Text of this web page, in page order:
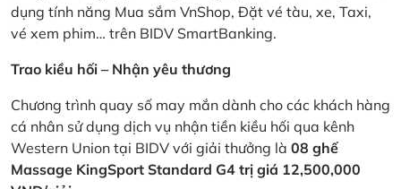
dụng tính năng Mua sắm VnShop, Đặt vé tàu, xe, Taxi,
vé xem phim… trên BIDV SmartBanking.
Trao kiều hối – Nhận yêu thương
Chương trình quay số may mắn dành cho các khách hàng
cá nhân sử dụng dịch vụ nhận tiền kiều hối qua kênh
Western Union tại BIDV với giải thưởng là 08 ghế
Massage KingSport Standard G4 trị giá 12,500,000